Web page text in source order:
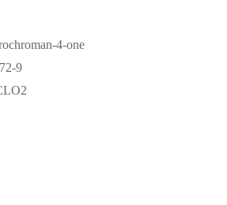
4-one
9